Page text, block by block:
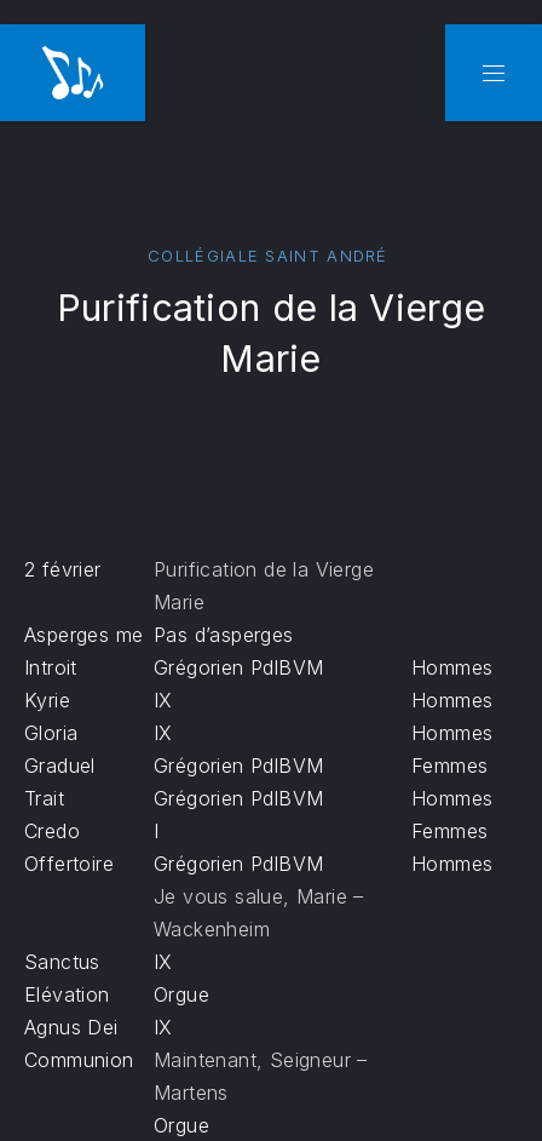
COLLÉGIALE SAINT ANDRÉ
Purification de la Vierge
Marie
2 février
Purification de la Vierge
Marie
Asperges me Pas d’asperges
Introit
Grégorien PdlBVM
Hommes
Kyrie
IX
Hommes
Gloria
IX
Hommes
Graduel
Grégorien PdlBVM
Femmes
Trait
Grégorien PdlBVM
Hommes
Credo
I
Femmes
Offertoire
Grégorien PdlBVM
Hommes
Je vous salue, Marie –
Wackenheim
Sanctus
IX
Elévation
Orgue
Agnus Dei
IX
Communion
Maintenant, Seigneur –
Martens
Orgue